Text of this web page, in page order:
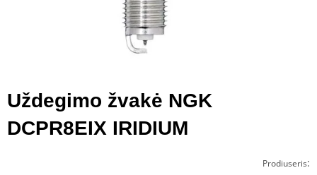
Uždegimo žvakė NGK
DCPR8EIX IRIDIUM
Prodiuseris: